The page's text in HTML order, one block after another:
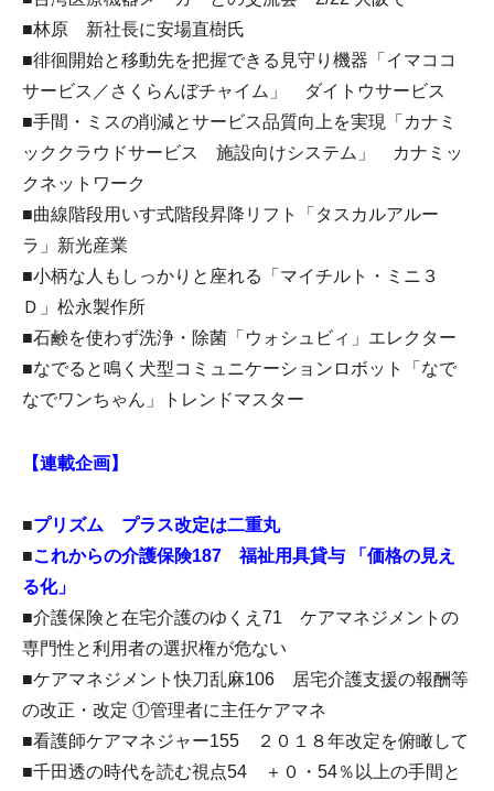
■林原 新社長に安場直樹氏
■徘徊開始と移動先を把握できる見守り機器「イマココ
サービス／さくらんぼチャイム」 ダイトウサービス
■手間・ミスの削減とサービス品質向上を実現「カナミ
ッククラウドサービス 施設向けシステム」 カナミッ
クネットワーク
■曲線階段用いす式階段昇降リフト「タスカルアルー
ラ」新光産業
■小柄な人もしっかりと座れる「マイチルト・ミニ３
Ｄ」松永製作所
■石鹸を使わず洗浄・除菌「ウォシュビィ」エレクター
■なでると鳴く犬型コミュニケーションロボット「なで
なでワンちゃん」トレンドマスター
【連載企画】
■プリズム プラス改定は二重丸
■これからの介護保険187 福祉用具貸与 「価格の見え
る化」​
■介護保険と在宅介護のゆくえ71 ケアマネジメントの
専門性と利用者の選択権が危ない
■ケアマネジメント快刀乱麻106 居宅介護支援の報酬等
の改正・改定 ①管理者に主任ケアマネ
■看護師ケアマネジャー155 ２０１８年改定を俯瞰して
■千田透の時代を読む視点54 ＋０・54％以上の手間と